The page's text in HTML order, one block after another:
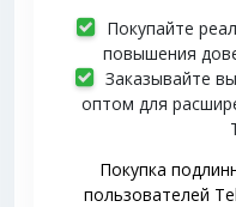
Покупайте
повышения
Заказывайте
оптом для
Покупка
пользователей